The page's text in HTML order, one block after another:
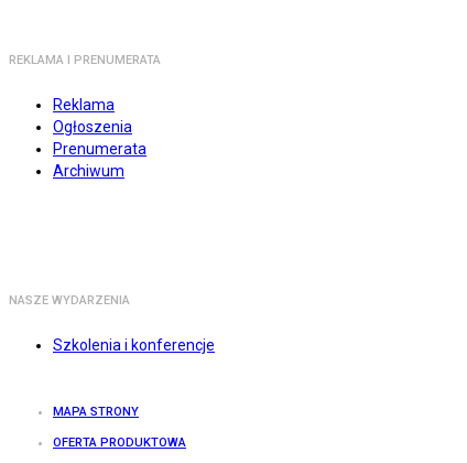
REKLAMA I PRENUMERATA
Reklama
Ogłoszenia
Prenumerata
Archiwum
NASZE WYDARZENIA
Szkolenia i konferencje
MAPA STRONY
OFERTA PRODUKTOWA